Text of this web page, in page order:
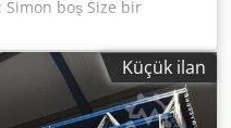
Simon boş Size bir
üreticinin Hovuma
teknik özellikleri: Raf
dahil: 01 x
renk: yeşil Bitiş saati:
x 42 mm kafes: 2 kanca
Küçük ilan